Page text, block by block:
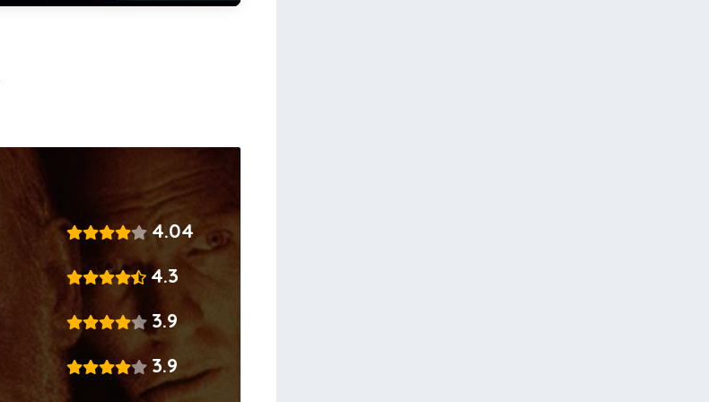
4.04
4.3
3.9
3.9